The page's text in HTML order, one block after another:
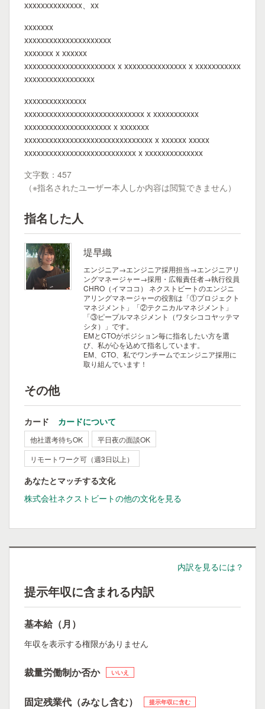
xxxxxxxxxxxxxx、xx
xxxxxxx
xxxxxxxxxxxxxxxxxxxxx
xxxxxxx x xxxxxx
xxxxxxxxxxxxxxxxxxxxxx x xxxxxxxxxxxxxxx x xxxxxxxxxxx
xxxxxxxxxxxxxxxxx
xxxxxxxxxxxxxxx
xxxxxxxxxxxxxxxxxxxxxxxxxxxxx x xxxxxxxxxxx
xxxxxxxxxxxxxxxxxxxxx x xxxxxxx
xxxxxxxxxxxxxxxxxxxxxxxxxxxxxxx x xxxxxx xxxxx
xxxxxxxxxxxxxxxxxxxxxxxxxxx x xxxxxxxxxxxxxx
文字数：457
（※指名されたユーザー本人しか内容は閲覧できません）
指名した人
堤早織
エンジニア→エンジニア採用担当→エンジニアリ
ングマネージャー→採用・広報責任者→執行役員
CHRO（イマココ）
ネクストビートのエンジニ
アリングマネージャーの役割は「①プロジェクト
マネジメント」「②テクニカルマネジメント」
「③ピープルマネジメント（ワタシココヤッテマ
シタ）」です。
EMとCTOがポジション毎に指名したい方を選
び、私が心を込めて指名しています。
EM、CTO、私でワンチームでエンジニア採用に
取り組んでいます！
その他
カード カードについて
他社選考待ちOK
平日夜の面談OK
リモートワーク可（週3日以上）
あなたとマッチする文化
株式会社ネクストビートの他の文化を見る
内訳を見るには？
提示年収に含まれる内訳
基本給（月）
年収を表示する権限がありません
裁量労働制か否か いいえ
固定残業代（みなし含む） 提示年収に含む